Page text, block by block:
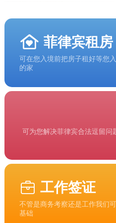
菲律宾租房
可在您入境前把房子租好等您
的家
可为您解决菲律宾合法逗留问
工作签证
不管是商务考察还是工作我们
基础